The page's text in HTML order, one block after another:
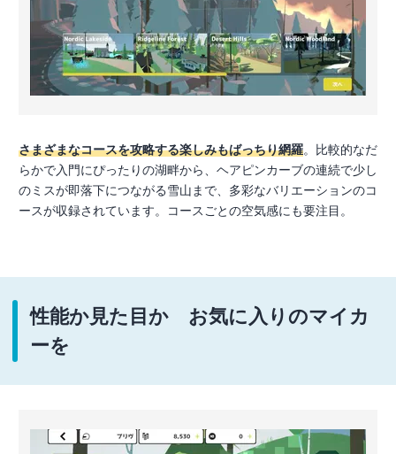
さまざまなコースを攻略する楽しみもばっちり網羅。比較的なだ
らかで入門にぴったりの湖畔から、ヘアピンカーブの連続で少し
のミスが即落下につながる雪山まで、多彩なバリエーションのコ
ースが収録されています。コースごとの空気感にも要注目。
性能か見た目か お気に入りのマイカ
ーを